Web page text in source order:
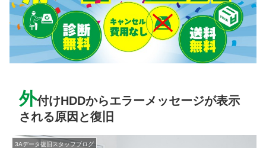
外付けHDDからエラーメッセージが表示
される原因と復旧
3Aデータ復旧スタッフブログ